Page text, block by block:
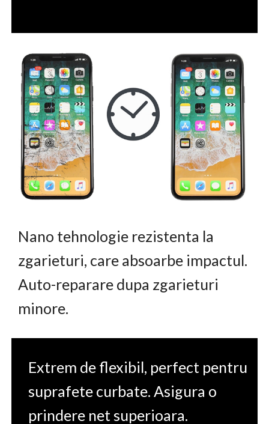
Nano tehnologie rezistenta la
zgarieturi, care absoarbe impactul.
Auto-reparare dupa zgarieturi
minore.
Extrem de flexibil, perfect pentru
suprafete curbate. Asigura o
prindere net superioara.